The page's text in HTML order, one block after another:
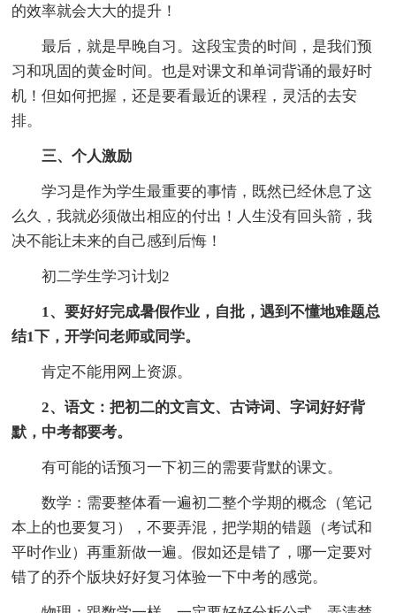
的效率就会大大的提升！
最后，就是早晚自习。这段宝贵的时间，是我们预
习和巩固的黄金时间。也是对课文和单词背诵的最好时
机！但如何把握，还是要看最近的课程，灵活的去安
排。
三、个人激励
学习是作为学生最重要的事情，既然已经休息了这
么久，我就必须做出相应的付出！人生没有回头箭，我
决不能让未来的自己感到后悔！
初二学生学习计划2
1、要好好完成暑假作业，自批，遇到不懂地难题总
结1下，开学问老师或同学。
肯定不能用网上资源。
2、语文：把初二的文言文、古诗词、字词好好背
默，中考都要考。
有可能的话预习一下初三的需要背默的课文。
数学：需要整体看一遍初二整个学期的概念（笔记
本上的也要复习），不要弄混，把学期的错题（考试和
平时作业）再重新做一遍。假如还是错了，哪一定要对
错了的乔个版块好好复习体验一下中考的感觉。